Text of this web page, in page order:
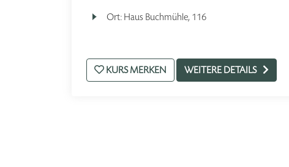
Ort: Haus Buchmühle, 116
KURS MERKEN WEITERE DETAILS